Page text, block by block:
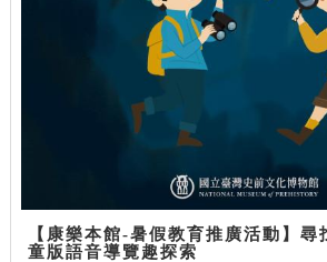
【康樂本館-暑假教育推廣活動】
童版語音導覽趣探索